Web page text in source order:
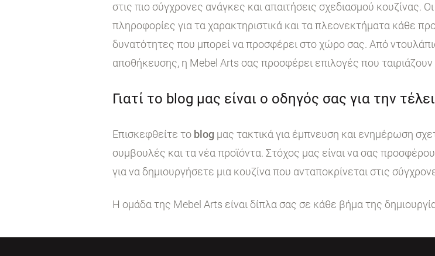
στις πιο σύγχρονες ανάγκες και απαιτήσεις σχεδιασμού κουζίνας.
πληροφορίες για τα χαρακτηριστικά και τα πλεονεκτήματα κάθε
δυνατότητες που μπορεί να προσφέρει στο χώρο σας. Από
αποθήκευσης, η Mebel Arts σας προσφέρει επιλογές που ταιριάζουν
Γιατί το blog μας είναι ο οδηγός σας για την
Επισκεφθείτε το blog μας τακτικά για έμπνευση και ενημέρωση
συμβουλές και τα νέα προϊόντα. Στόχος μας είναι να σας
για να δημιουργήσετε μια κουζίνα που ανταποκρίνεται στις
Η ομάδα της Mebel Arts είναι δίπλα σας σε κάθε βήμα της